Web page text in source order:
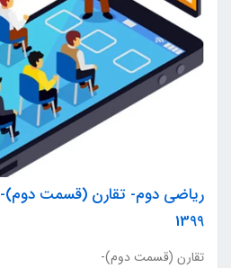
1399
تقارن (قسمت دوم)-